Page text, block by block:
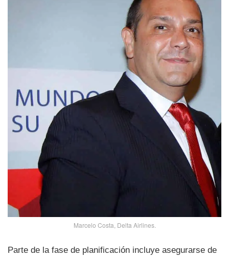
Marcelo Costa, Delta Airlines.
Parte de la fase de planificación incluye asegurarse de